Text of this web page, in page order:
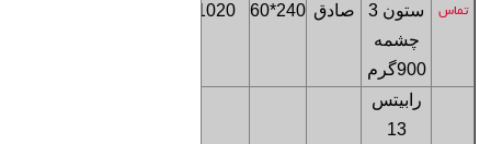
تماس
ستون 3
چشمه
900گرم
صادق 240*60
1020
رابیتس
13